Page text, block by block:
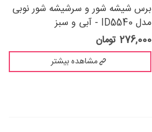
برس شيشه شور و سرشيشه شور نوبی
مدل ID5540 - آبی و سبز
276,000 تومان
مشاهده بیشتر